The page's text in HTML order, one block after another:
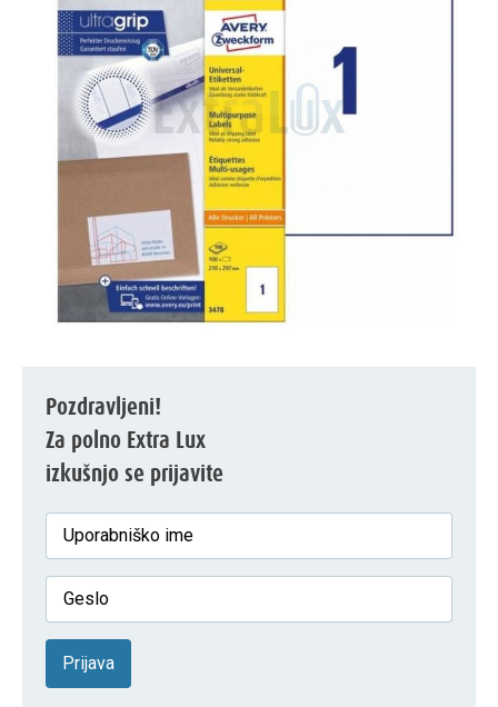
Pozdravljeni!
Za polno Extra Lux
izkušnjo se prijavite
Prijava